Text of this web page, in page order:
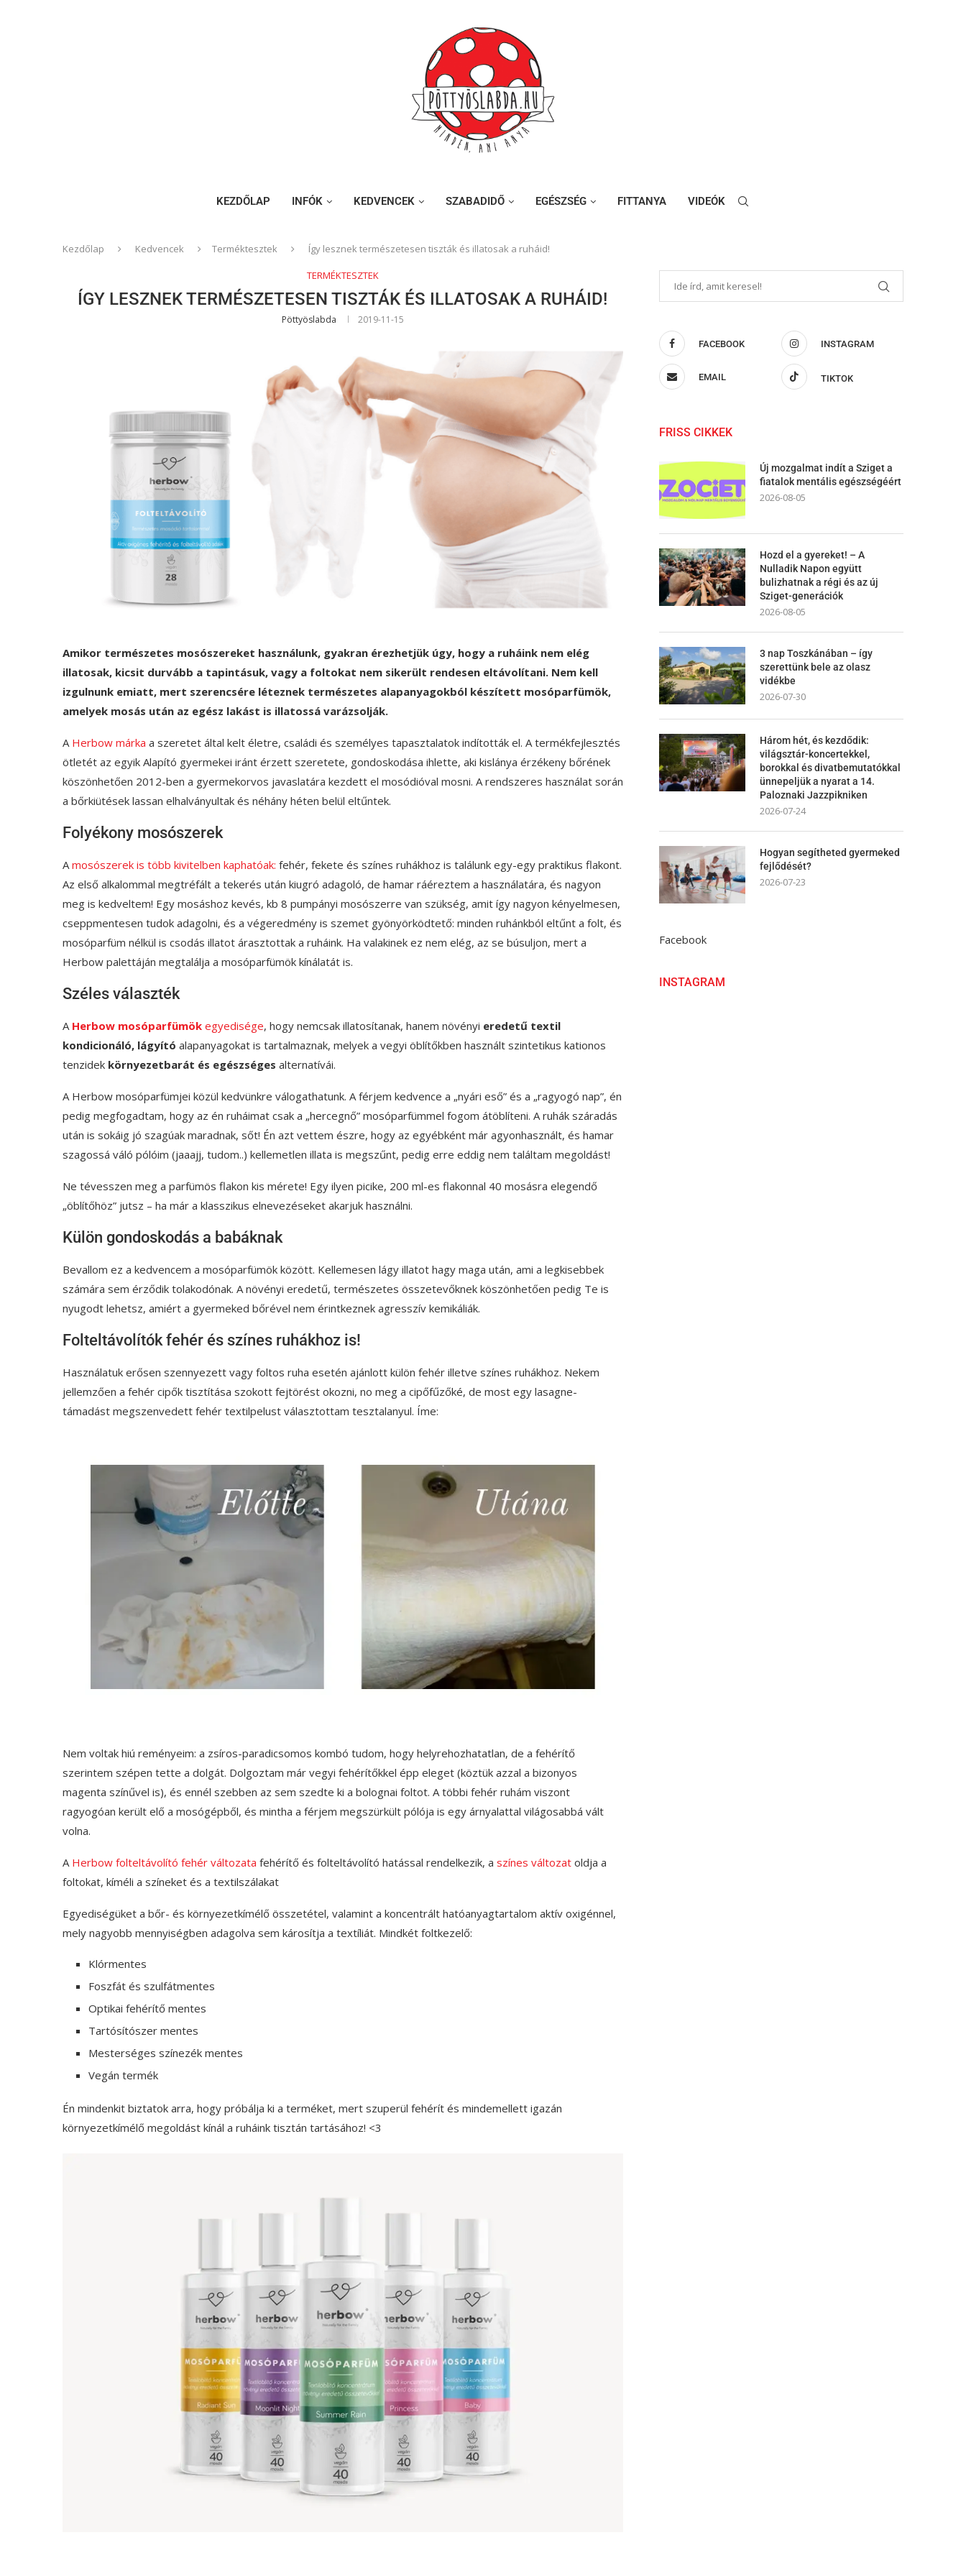
KEZDŐLAP INFÓK KEDVENCEK SZABADIDŐ EGÉSZSÉG FITTANYA VIDEÓK
Kezdőlap Kedvencek Terméktesztek Így lesznek természetesen tiszták és illatosak a ruháid!
TERMÉKTESZTEK
ÍGY LESZNEK TERMÉSZETESEN TISZTÁK ÉS ILLATOSAK A RUHÁID!
Pöttyöslabda 2019-11-15
Amikor természetes mosószereket használunk, gyakran érezhetjük úgy, hogy a ruháink nem elég
illatosak, kicsit durvább a tapintásuk, vagy a foltokat nem sikerült rendesen eltávolítani. Nem kell
izgulnunk emiatt, mert szerencsére léteznek természetes alapanyagokból készített mosóparfümök,
amelyek mosás után az egész lakást is illatossá varázsolják.
A Herbow márka a szeretet által kelt életre, családi és személyes tapasztalatok indították el. A termékfejlesztés
ötletét az egyik Alapító gyermekei iránt érzett szeretete, gondoskodása ihlette, aki kislánya érzékeny bőrének
köszönhetően 2012-ben a gyermekorvos javaslatára kezdett el mosódióval mosni. A rendszeres használat során
a bőrkiütések lassan elhalványultak és néhány héten belül eltűntek.
Folyékony mosószerek
A mosószerek is több kivitelben kaphatóak: fehér, fekete és színes ruhákhoz is találunk egy-egy praktikus flakont.
Az első alkalommal megtréfált a tekerés után kiugró adagoló, de hamar ráéreztem a használatára, és nagyon
meg is kedveltem! Egy mosáshoz kevés, kb 8 pumpányi mosószerre van szükség, amit így nagyon kényelmesen,
cseppmentesen tudok adagolni, és a végeredmény is szemet gyönyörködtető: minden ruhánkból eltűnt a folt, és
mosóparfüm nélkül is csodás illatot árasztottak a ruháink. Ha valakinek ez nem elég, az se búsuljon, mert a
Herbow palettáján megtalálja a mosóparfümök kínálatát is.
Széles választék
A Herbow mosóparfümök egyedisége, hogy nemcsak illatosítanak, hanem növényi eredetű textil
kondicionáló, lágyító alapanyagokat is tartalmaznak, melyek a vegyi öblítőkben használt szintetikus kationos
tenzidek környezetbarát és egészséges alternatívái.
A Herbow mosóparfümjei közül kedvünkre válogathatunk. A férjem kedvence a „nyári eső” és a „ragyogó nap”, én
pedig megfogadtam, hogy az én ruháimat csak a „hercegnő” mosóparfümmel fogom átöblíteni. A ruhák száradás
után is sokáig jó szagúak maradnak, sőt! Én azt vettem észre, hogy az egyébként már agyonhasznált, és hamar
szagossá váló pólóim (jaaajj, tudom..) kellemetlen illata is megszűnt, pedig erre eddig nem találtam megoldást!
Ne tévesszen meg a parfümös flakon kis mérete! Egy ilyen picike, 200 ml-es flakonnal 40 mosásra elegendő
„öblítőhöz” jutsz – ha már a klasszikus elnevezéseket akarjuk használni.
Külön gondoskodás a babáknak
Bevallom ez a kedvencem a mosóparfümök között. Kellemesen lágy illatot hagy maga után, ami a legkisebbek
számára sem érződik tolakodónak. A növényi eredetű, természetes összetevőknek köszönhetően pedig Te is
nyugodt lehetsz, amiért a gyermeked bőrével nem érintkeznek agresszív kemikáliák.
Folteltávolítók fehér és színes ruhákhoz is!
Használatuk erősen szennyezett vagy foltos ruha esetén ajánlott külön fehér illetve színes ruhákhoz. Nekem
jellemzően a fehér cipők tisztítása szokott fejtörést okozni, no meg a cipőfűzőké, de most egy lasagne-
támadást megszenvedett fehér textilpelust választottam tesztalanyul. Íme:
Nem voltak hiú reményeim: a zsíros-paradicsomos kombó tudom, hogy helyrehozhatatlan, de a fehérítő
szerintem szépen tette a dolgát. Dolgoztam már vegyi fehérítőkkel épp eleget (köztük azzal a bizonyos
magenta színűvel is), és ennél szebben az sem szedte ki a bolognai foltot. A többi fehér ruhám viszont
ragyogóan került elő a mosógépből, és mintha a férjem megszürkült pólója is egy árnyalattal világosabbá vált
volna.
A Herbow folteltávolító fehér változata fehérítő és folteltávolító hatással rendelkezik, a színes változat oldja a
foltokat, kíméli a színeket és a textilszálakat
Egyediségüket a bőr- és környezetkímélő összetétel, valamint a koncentrált hatóanyagtartalom aktív oxigénnel,
mely nagyobb mennyiségben adagolva sem károsítja a textíliát. Mindkét foltkezelő:
Klórmentes
Foszfát és szulfátmentes
Optikai fehérítő mentes
Tartósítószer mentes
Mesterséges színezék mentes
Vegán termék
Én mindenkit biztatok arra, hogy próbálja ki a terméket, mert szuperül fehérít és mindemellett igazán
környezetkímélő megoldást kínál a ruháink tisztán tartásához! <3
FACEBOOK INSTAGRAM
EMAIL TIKTOK
FRISS CIKKEK
Új mozgalmat indít a Sziget a
fiatalok mentális egészségéért
2026-08-05
Hozd el a gyereket! – A
Nulladik Napon együtt
bulizhatnak a régi és az új
Sziget-generációk
2026-08-05
3 nap Toszkánában – így
szerettünk bele az olasz
vidékbe
2026-07-30
Három hét, és kezdődik:
világsztár-koncertekkel,
borokkal és divatbemutatókkal
ünnepeljük a nyarat a 14.
Paloznaki Jazzpikniken
2026-07-24
Hogyan segítheted gyermeked
fejlődését?
2026-07-23
Facebook
INSTAGRAM